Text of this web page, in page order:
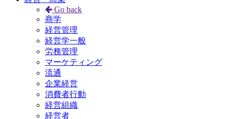
Go back
商学
経営管理
経営学一般
労務管理
マーケティング
流通
企業経営
消費者行動
経営組織
経営者